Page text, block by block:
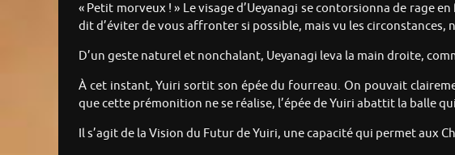
« Petit morveux ! » Le visage d’Ueyanagi se contorsionna de rage
dit d’éviter de vous affronter si possible, mais vu les circonstances,
D’un geste naturel et nonchalant, Ueyanagi leva la main droite,
À cet instant, Yuiri sortit son épée du fourreau. On pouvait
que cette prémonition ne se réalise, l’épée de Yuiri abattit la balle
Il s’agit de la Vision du Futur de Yuiri, une capacité qui permet aux